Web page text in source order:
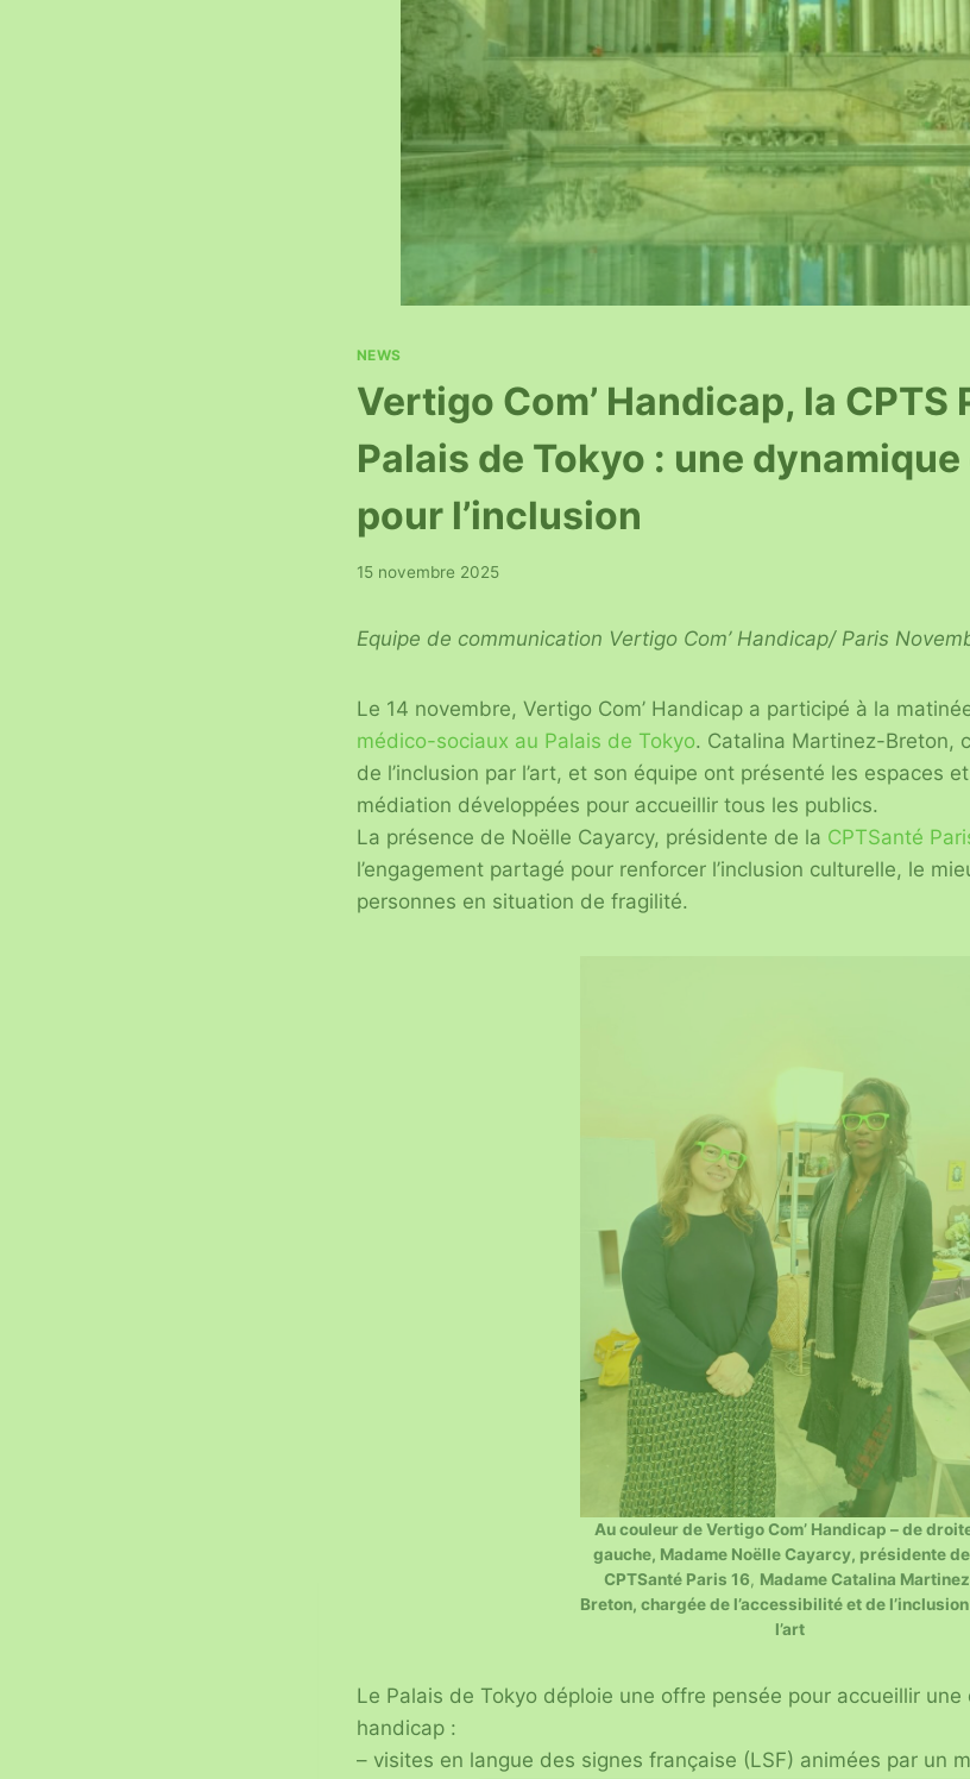
NEWS
Vertigo Com’ Handicap, la CPTS
Palais de Tokyo : une
pour l’inclusion
15 novembre 2025
Equipe de communication Vertigo Com’ Handicap/ Paris
Le 14 novembre, Vertigo Com’ Handicap a participé à la
médico-sociaux au Palais de Tokyo. Catalina Martinez-Breton,
de l’inclusion par l’art, et son équipe ont présenté les espaces
médiation développées pour accueillir tous les publics.
La présence de Noëlle Cayarcy, présidente de la CPTSanté
l’engagement partagé pour renforcer l’inclusion culturelle, le
personnes en situation de fragilité.
Au couleur de Vertigo Com’ Handicap – de
gauche, Madame Noëlle Cayarcy, présidente
CPTSanté Paris 16
Madame Catalina
Breton, chargée de l’accessibilité et de
l’art
Le Palais de Tokyo déploie une offre pensée pour accueillir
handicap :
– visites en langue des signes française (LSF) animées par un